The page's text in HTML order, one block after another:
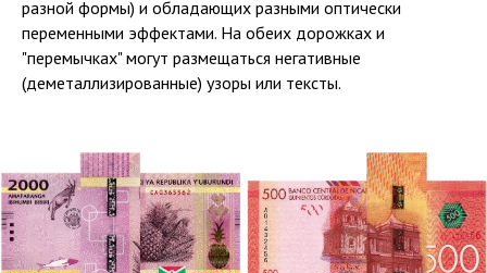
разной формы) и обладающих разными оптически
переменными эффектами. На обеих дорожках и
"перемычках" могут размещаться негативные
(деметаллизированные) узоры или тексты.